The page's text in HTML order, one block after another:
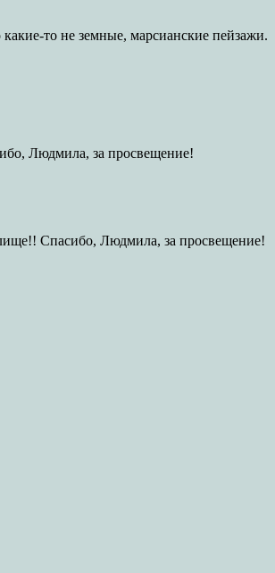
то не земные, марсианские пейзажи.
Людмила, за просвещение!
Спасибо, Людмила, за просвещение!